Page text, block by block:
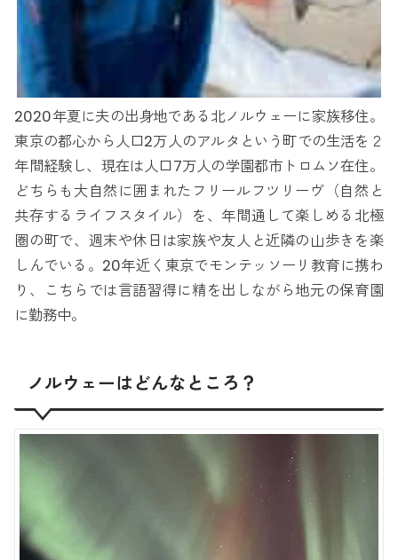
2020年夏に夫の出身地である北ノルウェーに家族移住。
東京の都心から人口2万人のアルタという町での生活を２
年間経験し、現在は人口7万人の学園都市トロムソ在住。
どちらも大自然に囲まれたフリールフツリーヴ（自然と
共存するライフスタイル）を、年間通して楽しめる北極
圏の町で、週末や休日は家族や友人と近隣の山歩きを楽
しんでいる。20年近く東京でモンテッソーリ教育に携わ
り、こちらでは言語習得に精を出しながら地元の保育園
に勤務中。
ノルウェーはどんなところ？